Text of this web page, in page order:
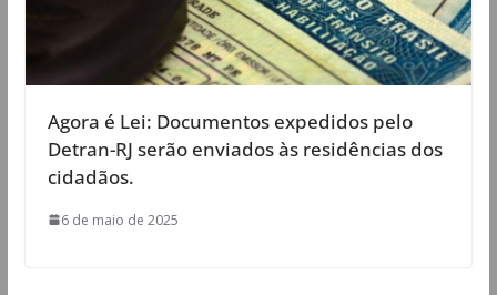
Agora é Lei: Documentos expedidos pelo
Detran-RJ serão enviados às residências dos
cidadãos.
6 de maio de 2025